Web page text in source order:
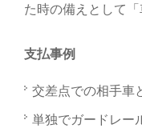
た時の備えとして
支払事例
交差点での相手車
単独でガードレー